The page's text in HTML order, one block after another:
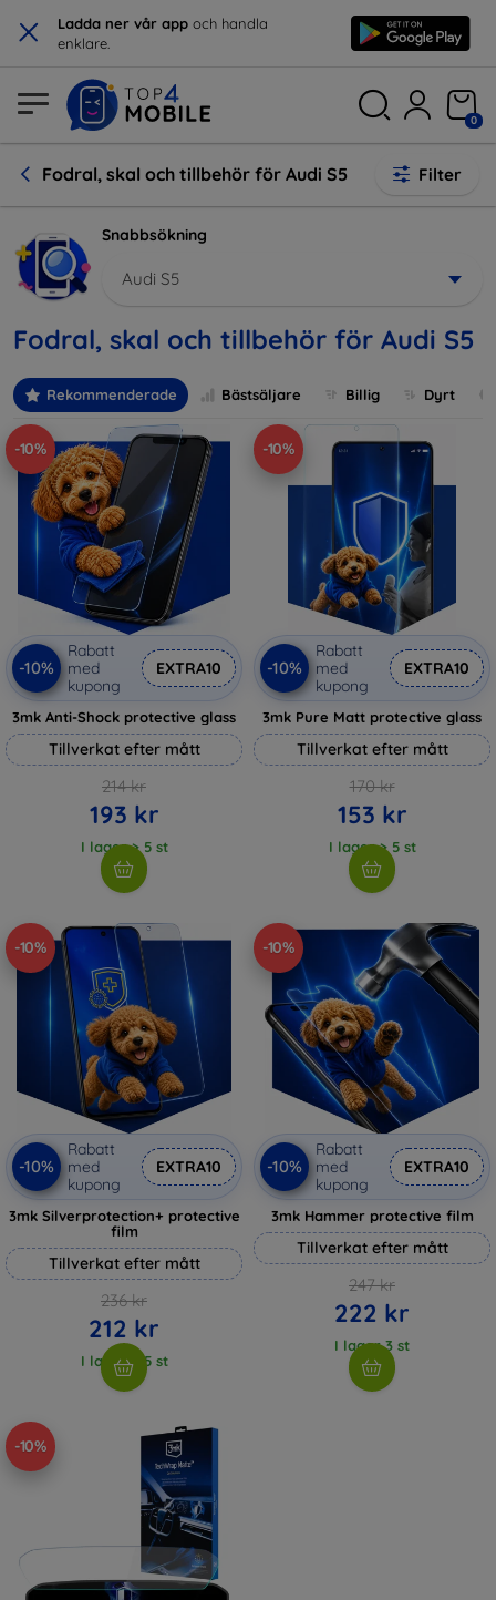
× Ladda ner vår app och handla
enklare.
0
Fodral, skal och tillbehör för Audi S5 Filter
Snabbsökning
Audi S5
Fodral, skal och tillbehör för Audi S5
Rekommenderade Bästsäljare Billig Dyrt
-10%
-10%
Rabatt
med
kupong
EXTRA10
3mk Anti-Shock protective glass
Tillverkat efter mått
214 kr
193 kr
I lager > 5 st
-10%
-10%
Rabatt
med
kupong
EXTRA10
3mk Pure Matt protective glass
Tillverkat efter mått
170 kr
153 kr
I lager > 5 st
-10%
-10%
Rabatt
med
kupong
EXTRA10
3mk Silverprotection+ protective
film
Tillverkat efter mått
236 kr
212 kr
I lager > 5 st
-10%
-10%
Rabatt
med
kupong
EXTRA10
3mk Hammer protective film
Tillverkat efter mått
247 kr
222 kr
I lager 3 st
-10%